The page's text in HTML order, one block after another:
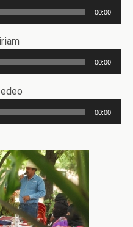
00:00
00:00
00:00